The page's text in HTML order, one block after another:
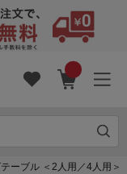
ーブル ＜2人用／4人用＞